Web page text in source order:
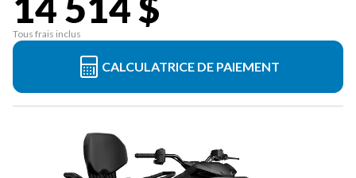
Tous frais inclus
CALCULATRICE DE PAIEMENT